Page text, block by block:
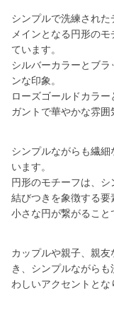
シンプルで洗練された
メインとなる円形の
ています。
シルバーカラーとブ
ンな印象。
ローズゴールドカラ
ガントで華やかな雰囲
シンプルながらも繊
います。
円形のモチーフは、
結びつきを象徴する要
小さな円が繋がること
カップルや親子、親
き、シンプルながら
わしいアクセントとな